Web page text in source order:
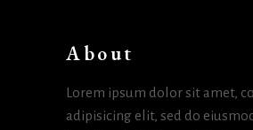
About
Lorem ipsum dolor sit amet,
adipisicing elit, sed do